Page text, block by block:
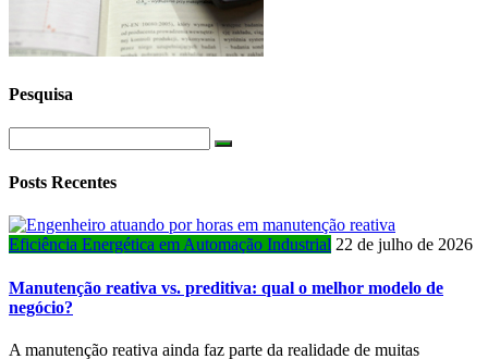
Pesquisa
Posts Recentes
Eficiência Energética em Automação Industrial 22 de julho de 2026
Manutenção reativa vs. preditiva: qual o melhor modelo de
negócio?
A manutenção reativa ainda faz parte da realidade de muitas